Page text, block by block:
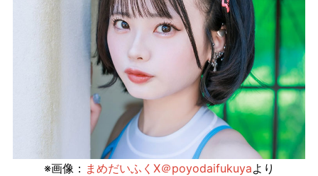
※画像： まめだいふくX＠poyodaifukuyaより